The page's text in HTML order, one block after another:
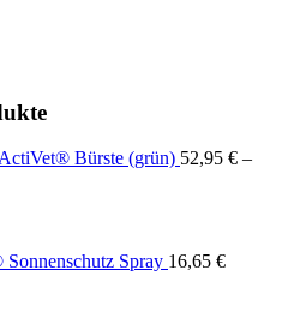
Bürste (grün) 52,95 € –
Sonnenschutz Spray 16,65 €